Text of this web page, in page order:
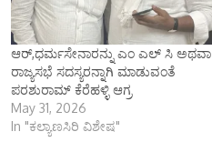
ಆರ್,ಧರ್ಮಸೇನಾರನ್ನು ಎಂ ಎಲ್ ಸಿ ಅಥವಾ
ರಾಜ್ಯಸಭೆ ಸದಸ್ಯರನ್ನಾಗಿ ಮಾಡುವಂತೆ
ಪರಶುರಾಮ್ ಕೆರೆಹಳ್ಳಿ ಆಗ್ರ
May 31, 2026
In "ಕಲ್ಯಾಣಸಿರಿ ವಿಶೇಷ"